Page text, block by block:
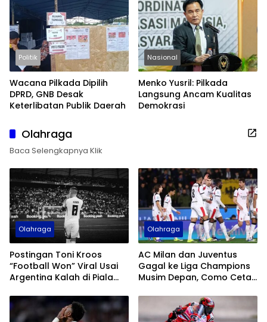
Politik
Wacana Pilkada Dipilih
DPRD, GNB Desak
Keterlibatan Publik Daerah
Nasional
Menko Yusril: Pilkada
Langsung Ancam Kualitas
Demokrasi
Olahraga
Baca Selengkapnya Klik
Olahraga
Postingan Toni Kroos
“Football Won” Viral Usai
Argentina Kalah di Piala
Olahraga
AC Milan dan Juventus
Gagal ke Liga Champions
Musim Depan, Como Cetak